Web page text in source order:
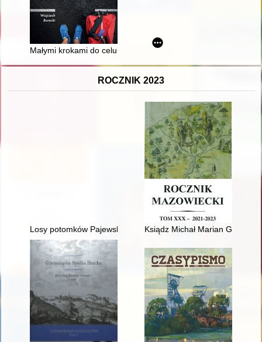
Małymi krokami do celu czyli Jak zostałem emigrantem
ROCZNIK 2023
Losy potomków Pajewskich i Piotrowskich : właścicieli majątku
Ksiądz Michał Marian